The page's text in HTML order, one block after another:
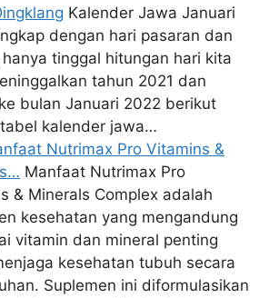
Kalender Jawa Januari
dengan hari pasaran dan
tinggal hitungan hari kita
tahun 2021 dan
bulan Januari 2022 berikut
kalender jawa…
Nutrimax Pro Vitamins &
Manfaat Nutrimax Pro
& Minerals Complex adalah
kesehatan yang mengandung
vitamin dan mineral penting
kesehatan tubuh secara
Suplemen ini diformulasikan